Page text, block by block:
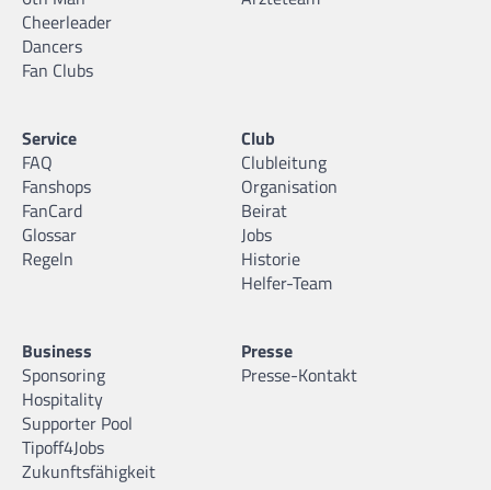
Cheerleader
Dancers
Fan Clubs
Service
FAQ
Fanshops
FanCard
Glossar
Regeln
Club
Clubleitung
Organisation
Beirat
Jobs
Historie
Helfer-Team
Business
Sponsoring
Hospitality
Supporter Pool
Tipoff4Jobs
Zukunftsfähigkeit
Presse
Presse-Kontakt